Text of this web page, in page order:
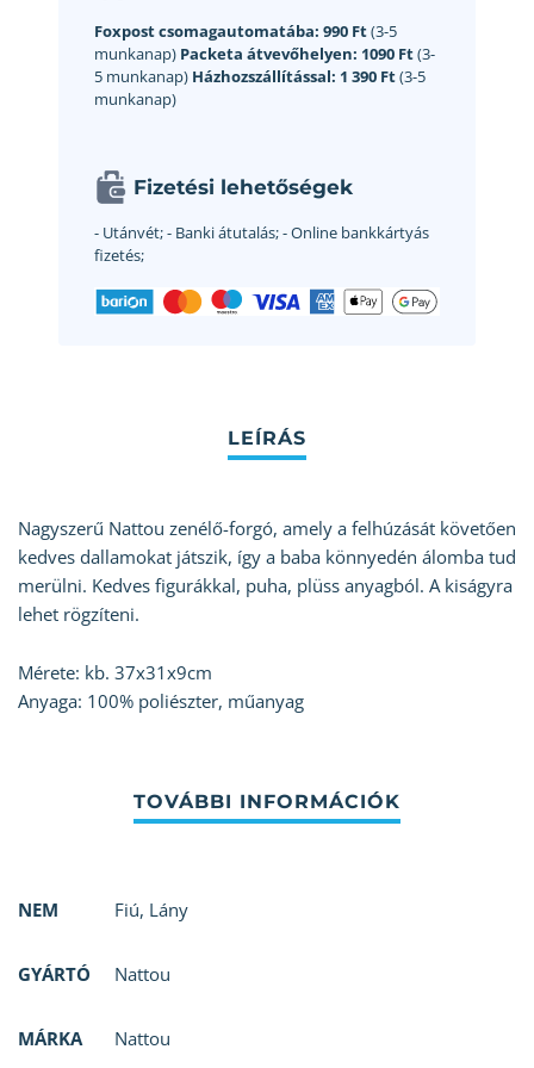
Foxpost csomagautomatába: 990 Ft(3-5
munkanap) Packeta átvevőhelyen: 1090 Ft(3-
5 munkanap) Házhozszállítással: 1 390 Ft(3-5
munkanap)
Fizetési lehetőségek
- Utánvét;- Banki átutalás;- Online bankkártyás
fizetés;
Nagyszerű Nattou zenélő-forgó, amely a felhúzását követően
kedves dallamokat játszik, így a baba könnyedén álomba tud
merülni. Kedves figurákkal, puha, plüss anyagból. A kiságyra
lehet rögzíteni.
Mérete: kb. 37x31x9cm
Anyaga: 100% poliészter, műanyag
NEM Fiú, Lány
GYÁRTÓ Nattou
MÁRKA Nattou